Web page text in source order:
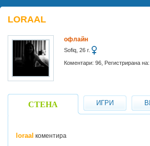
LORAAL
офлайн
Sofiq, 26 г.
Коментари: 96, Регистрирана
СТЕНА ИГРИ
loraal коментира